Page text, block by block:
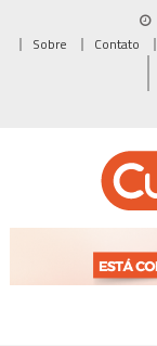
Sobre
Contato